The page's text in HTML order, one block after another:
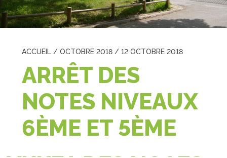
ACCUEIL /OCTOBRE 2018 /12 OCTOBRE 2018
ARRÊT DES
NOTES NIVEAUX
6ÈME ET 5ÈME